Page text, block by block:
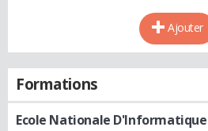
Ajouter
Formations
Ecole Nationale